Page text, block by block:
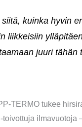
kuinka hyvin
liikkeisiin
juuri tähän
TERMO tukee
ilmavuotoja